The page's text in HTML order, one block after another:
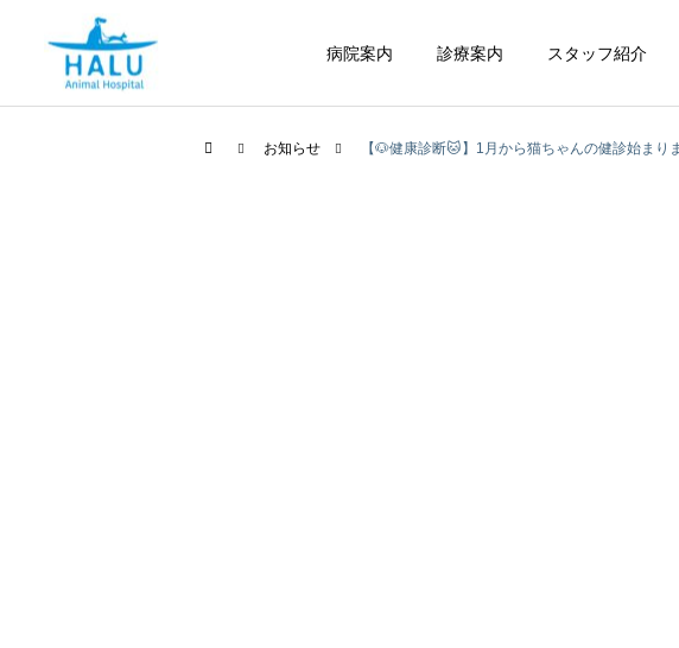
病院案内 診療案内 スタッフ紹介
お知らせ 【🐶健康診断🐱】1月から猫ちゃんの健診始まり